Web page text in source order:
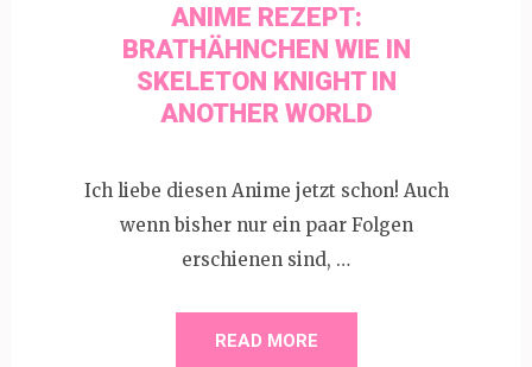
ANIME REZEPT:
BRATHÄHNCHEN WIE IN
SKELETON KNIGHT IN
ANOTHER WORLD
Ich liebe diesen Anime jetzt schon! Auch
wenn bisher nur ein paar Folgen
erschienen sind, …
READ MORE